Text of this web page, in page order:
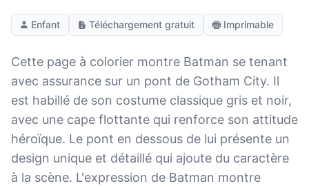
Enfant Téléchargement gratuit Imprimable
Cette page à colorier montre Batman se tenant
avec assurance sur un pont de Gotham City. Il
est habillé de son costume classique gris et noir,
avec une cape flottante qui renforce son attitude
héroïque. Le pont en dessous de lui présente un
design unique et détaillé qui ajoute du caractère
à la scène. L'expression de Batman montre